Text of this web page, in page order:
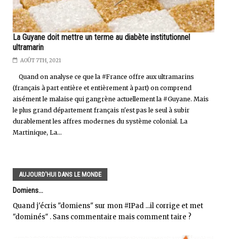
La Guyane doit mettre un terme au diabète institutionnel
ultramarin
AOÛT 7TH, 2021
Quand on analyse ce que la #France offre aux ultramarins
(français à part entière et entièrement à part) on comprend
aisément le malaise qui gangrène actuellement la #Guyane. Mais
le plus grand département français n'est pas le seul à subir
durablement les affres modernes du système colonial. La
Martinique, La...
AUJOURD'HUI DANS LE MONDE
Domiens...
Quand j'écris "domiens" sur mon #IPad ...il corrige et met
"dominés" . Sans commentaire mais comment taire ?